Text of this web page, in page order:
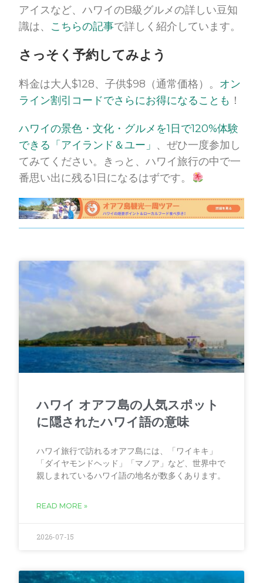
アイスなど、ハワイのB級グルメの詳しい豆知
識は、 こちらの記事で詳しく紹介しています。
さっそく予約してみよう
料金は大人$128、子供$98（通常価格）。 オン
ライン割引コードでさらにお得になることも ！
ハワイの景色・文化・グルメを1日で120%体験
できる「アイランド＆ユー」 、ぜひ一度参加し
てみてください。きっと、ハワイ旅行の中で一
番思い出に残る1日になるはずです。
ハワイ オアフ島の人気スポット
に隠されたハワイ語の意味
ハワイ旅行で訪れるオアフ島には、「ワイキキ」
「ダイヤモンドヘッド」「マノア」など、世界中で
親しまれているハワイ語の地名が数多くあります。
READ MORE »
2026-07-15